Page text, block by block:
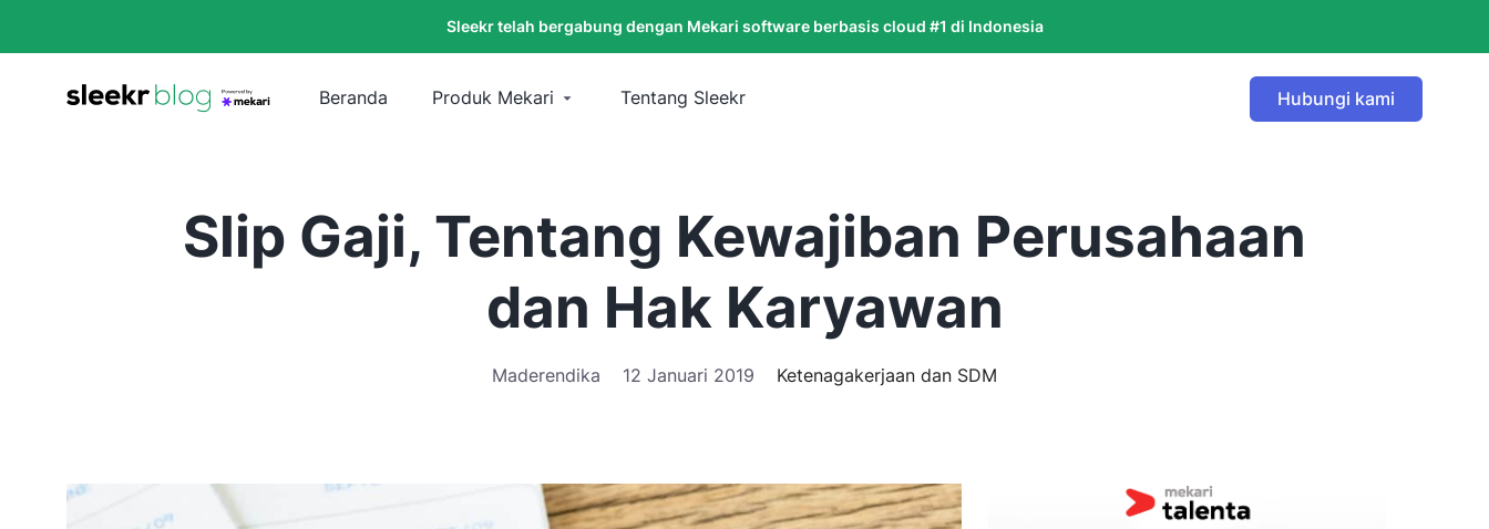
Sleekr telah bergabung dengan Mekari software berbasis cloud #1 di Indonesia
Beranda Produk Mekari Tentang Sleekr Hubungi kami
Slip Gaji, Tentang Kewajiban Perusahaan
dan Hak Karyawan
Maderendika 12 Januari 2019 Ketenagakerjaan dan SDM